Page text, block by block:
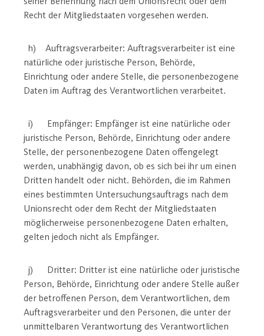
Recht der Mitgliedstaaten vorgesehen werden.
h) Auftragsverarbeiter: Auftragsverarbeiter ist eine
natürliche oder juristische Person, Behörde,
Einrichtung oder andere Stelle, die personenbezogene
Daten im Auftrag des Verantwortlichen verarbeitet.
i) Empfänger: Empfänger ist eine natürliche oder
juristische Person, Behörde, Einrichtung oder andere
Stelle, der personenbezogene Daten offengelegt
werden, unabhängig davon, ob es sich bei ihr um einen
Dritten handelt oder nicht. Behörden, die im Rahmen
eines bestimmten Untersuchungsauftrags nach dem
Unionsrecht oder dem Recht der Mitgliedstaaten
möglicherweise personenbezogene Daten erhalten,
gelten jedoch nicht als Empfänger.
j) Dritter: Dritter ist eine natürliche oder juristische
Person, Behörde, Einrichtung oder andere Stelle außer
der betroffenen Person, dem Verantwortlichen, dem
Auftragsverarbeiter und den Personen, die unter der
unmittelbaren Verantwortung des Verantwortlichen